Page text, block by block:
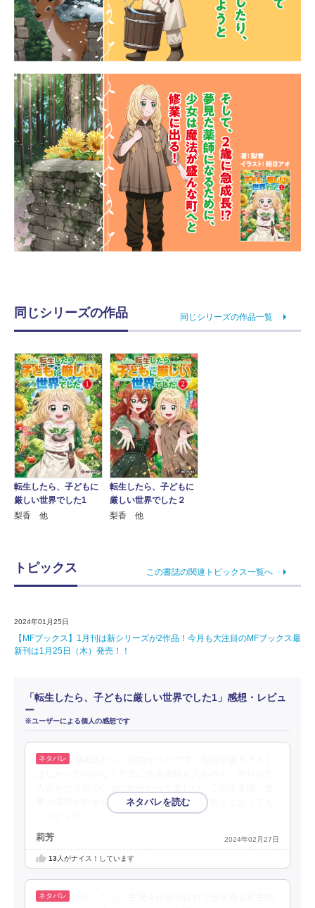
同じシリーズの作品 同じシリーズの作品一覧
転生したら、子どもに
厳しい世界でした1
梨香 他
転生したら、子どもに
厳しい世界でした２
梨香 他
トピックス この書誌の関連トピックス一覧へ
2024年01月25日
【MFブックス】1月刊は新シリーズが2作品！今月も大注目のMFブックス最
新刊は1月25日（木）発売！！
「転生したら、子どもに厳しい世界でした1」感想・レビュ
ー
※ユーザーによる個人の感想です
事の描写が好きなのかな。料理のシーンが多くてとっても
莉芳 2024年02月27日
13人がナイス！しています